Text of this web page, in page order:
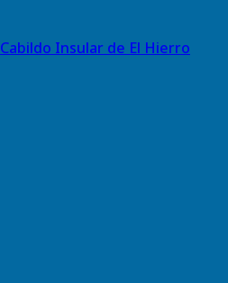
Cabildo Insular de El Hierro